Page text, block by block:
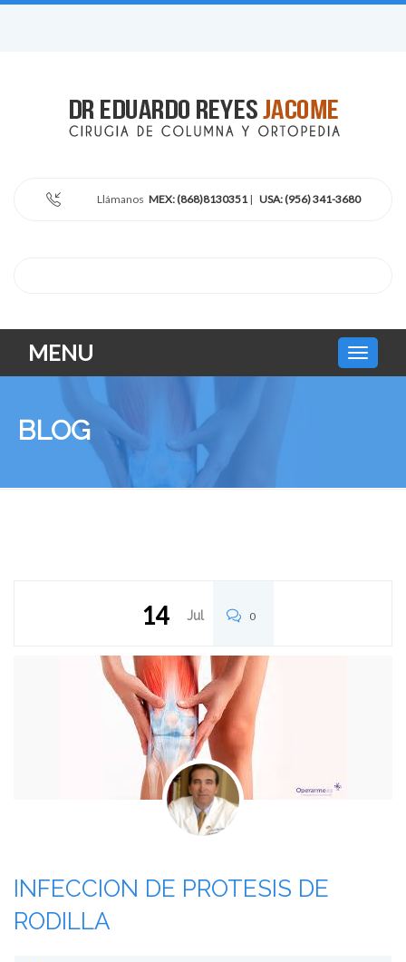
Llámanos MEX: (868)8130351| USA: (956) 341-3680
MENU
BLOG
14 Jul 0
INFECCION DE PROTESIS DE
RODILLA